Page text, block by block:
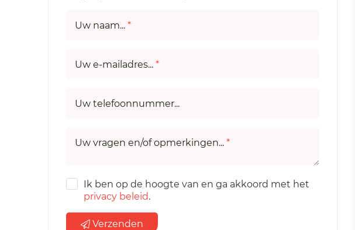
Uw naam... *
Uw e-mailadres... *
Uw telefoonnummer...
Uw vragen en/of opmerkingen... *
Ik ben op de hoogte van en ga akkoord met het
privacy beleid.
Verzenden